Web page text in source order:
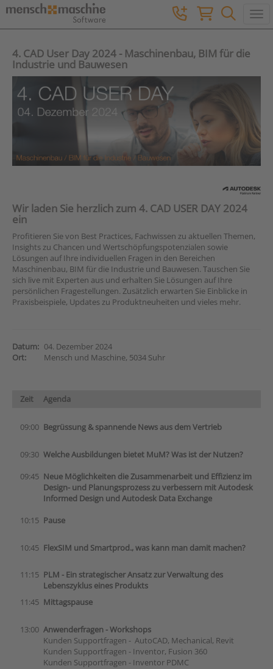
4. CAD User Day 2024 - Maschinenbau, BIM für die
Industrie und Bauwesen
Wir laden Sie herzlich zum 4. CAD USER DAY 2024
ein
Profitieren Sie von Best Practices, Fachwissen zu aktuellen Themen,
Insights zu Chancen und Wertschöpfungspotenzialen sowie
Lösungen auf Ihre individuellen Fragen in den Bereichen
Maschinenbau, BIM für die Industrie und Bauwesen. Tauschen Sie
sich live mit Experten aus und erhalten Sie Lösungen auf Ihre
persönlichen Fragestellungen. Zusätzlich erwarten Sie Einblicke in
Praxisbeispiele, Updates zu Produktneuheiten und vieles mehr.
Datum: 04. Dezember 2024
Ort:
Mensch und Maschine, 5034 Suhr
Zeit Agenda
09:00 Begrüssung & spannende News aus dem Vertrieb
09:30 Welche Ausbildungen bietet MuM? Was ist der Nutzen?
09:45 Neue Möglichkeiten die Zusammenarbeit und Effizienz im
Design- und Planungsprozess zu verbessern mit Autodesk
Informed Design und Autodesk Data Exchange
10:15 Pause
10:45 FlexSIM und Smartprod., was kann man damit machen?
11:15 PLM - Ein strategischer Ansatz zur Verwaltung des
Lebenszyklus eines Produkts
11:45 Mittagspause
13:00 Anwenderfragen - Workshops
Kunden Supportfragen - AutoCAD, Mechanical, Revit
Kunden Supportfragen - Inventor, Fusion 360
Kunden Supportfragen - Inventor PDMC